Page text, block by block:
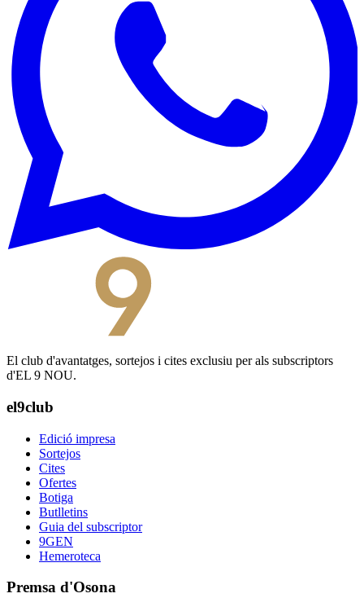
El club d'avantatges, sortejos i cites exclusiu per als subscriptors
d'EL 9 NOU.
el9club
Edició impresa
Sortejos
Cites
Ofertes
Botiga
Butlletins
Guia del subscriptor
9GEN
Hemeroteca
Premsa d'Osona